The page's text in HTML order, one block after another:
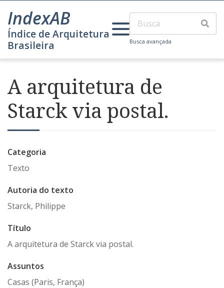
IndexAB
Índice de Arquitetura
Brasileira
Busca avançada
A arquitetura de
Starck via postal.
Categoria
Texto
Autoria do texto
Starck, Philippe
Título
A arquitetura de Starck via postal.
Assuntos
Casas (Paris, França)